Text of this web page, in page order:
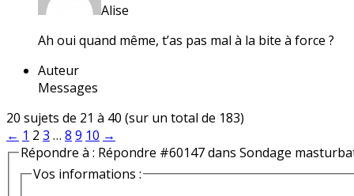
Alise
Ah oui quand même, t’as pas mal à la bite à force ?
Auteur
Messages
20 sujets de 21 à 40 (sur un total de 183)
← 1 2 3 … 8 9 10 →
Répondre à : Répondre #60147 dans Sondage
Vos informations :